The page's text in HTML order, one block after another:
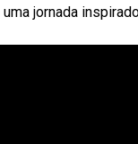
jornada